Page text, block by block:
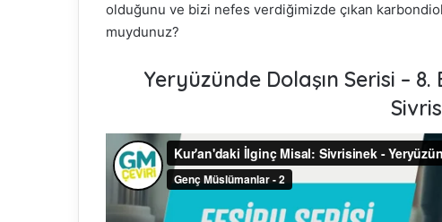
olduğunu ve bizi nefes verdiğimizde çıkan
muydunuz?
Yeryüzünde Dolaşın Serisi –
Fasih Arapça ile
buluşturan
Abdou Salam